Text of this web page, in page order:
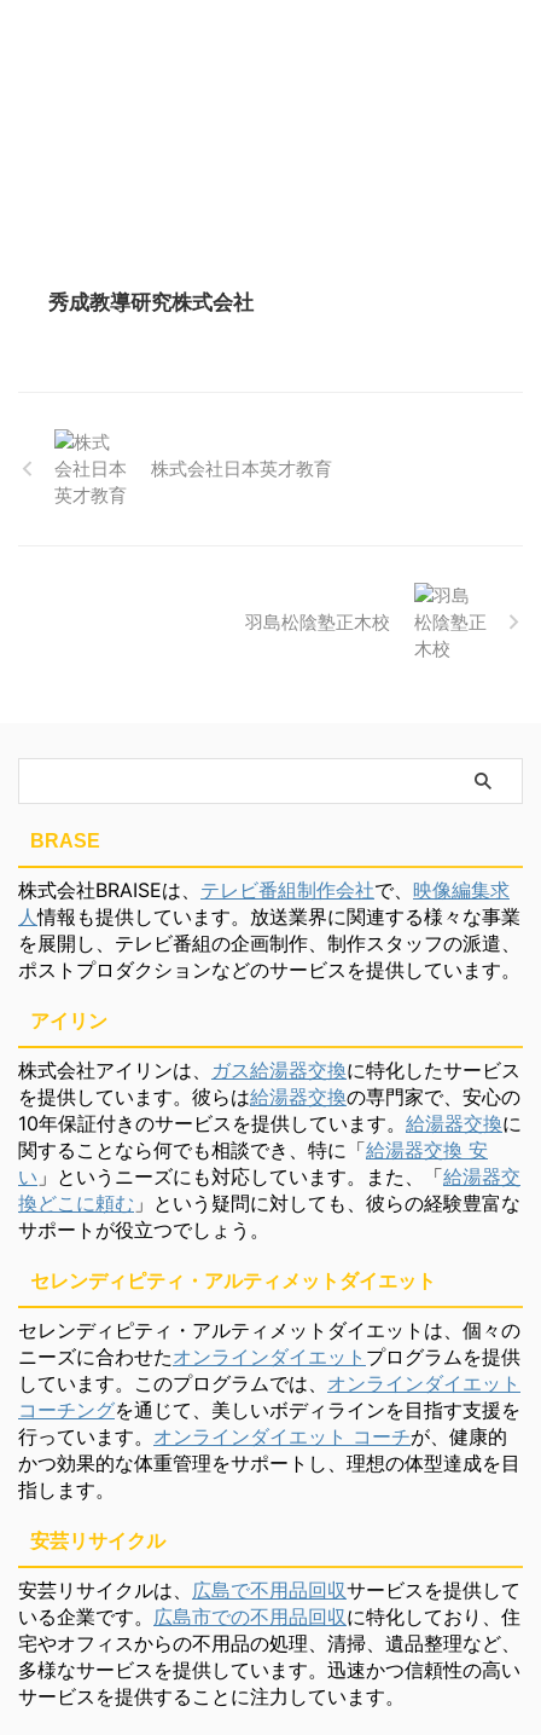
秀成教導研究株式会社
株式会社日本英才教育
羽島松陰塾正木校
BRASE
株式会社BRAISEは、 テレビ番組制作会社で、 映像編集求
人情報も提供しています。放送業界に関連する様々な事業
を展開し、テレビ番組の企画制作、制作スタッフの派遣、
ポストプロダクションなどのサービスを提供しています。
アイリン
株式会社アイリンは、 ガス給湯器交換に特化したサービス
を提供しています。彼らは給湯器交換の専門家で、安心の
10年保証付きのサービスを提供しています。 給湯器交換に
関することなら何でも相談でき、特に「給湯器交換 安
い 」というニーズにも対応しています。また、「給湯器交
換どこに頼む 」という疑問に対しても、彼らの経験豊富な
サポートが役立つでしょう。
セレンディピティ・アルティメットダイエット
セレンディピティ・アルティメットダイエットは、個々の
ニーズに合わせたオンラインダイエット プログラムを提供
しています。このプログラムでは、 オンラインダイエット
コーチングを通じて、美しいボディラインを目指す支援を
行っています。 オンラインダイエット コーチが、健康的
かつ効果的な体重管理をサポートし、理想の体型達成を目
指します。
安芸リサイクル
安芸リサイクルは、 広島で不用品回収サービスを提供して
いる企業です。 広島市での不用品回収に特化しており、住
宅やオフィスからの不用品の処理、清掃、遺品整理など、
多様なサービスを提供しています。迅速かつ信頼性の高い
サービスを提供することに注力しています。